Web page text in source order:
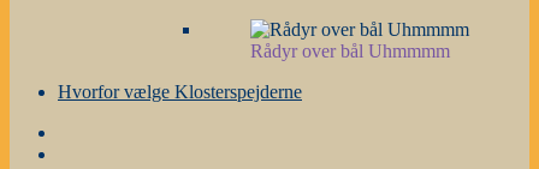
Rådyr over bål Uhmmmm
Hvorfor vælge Klosterspejderne